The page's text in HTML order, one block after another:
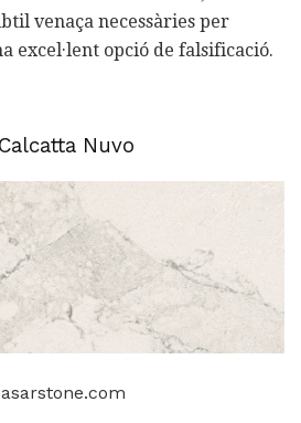
venaça necessàries per
excel·lent opció de falsificació.
Nuvo